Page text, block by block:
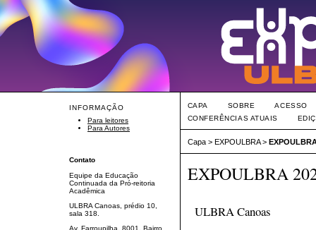
INFORMAÇÃO
Para leitores
Para Autores
Contato
Equipe da Educação
Continuada da Pró-reitoria
Acadêmica
ULBRA Canoas, prédio 10,
sala 318.
CAPA SOBRE
ACESSO
CONFERÊNCIAS ATUAIS
Capa> EXPOULBRA>
EXPOULBRA
ULBRA Canoas